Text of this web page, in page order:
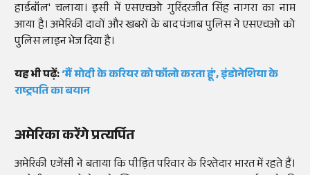
हार्डबॉल' चलाया। इसी में एसएचओ गुरिंदरजीत सिंह नागरा का नाम
आया है। अमेरिकी दावों और खबरों के बाद पंजाब पुलिस ने एसएचओ को
पुलिस लाइन भेज दिया है।
यह भी पढ़ें:‘मैं मोदी के करियर को फॉलो करता हूं’, इंडोनेशिया के
राष्ट्रपति का बयान
अमेरिका करेंगे प्रत्यर्पित
अमेरिकी एजेंसी ने बताया कि पीड़ित परिवार के रिश्तेदार भारत में रहते हैं।